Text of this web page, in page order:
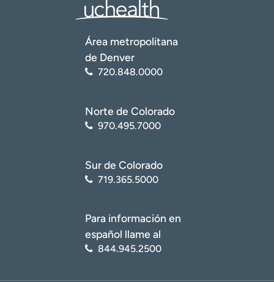
Área metropolitana
de Denver
720.848.0000
Norte de Colorado
970.495.7000
Sur de Colorado
719.365.5000
Para información en
español llame al
844.945.2500